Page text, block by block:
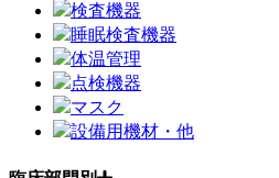
検査機器
睡眠検査機器
体温管理
点検機器
マスク
設備用機材・他